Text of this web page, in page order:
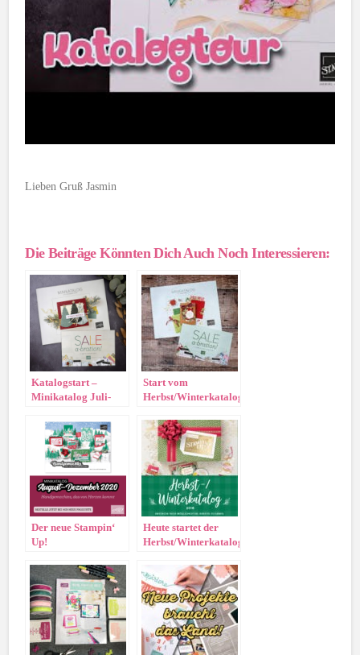
Lieben Gruß Jasmin
Die Beiträge Könnten Dich Auch Noch Interessieren:
Katalogstart –
Minikatalog Juli-
Start vom
Herbst/Winterkatalog
Bration!
Der neue Stampin‘
Up!
startet heute!!
Heute startet der
Herbst/Winterkatalog!